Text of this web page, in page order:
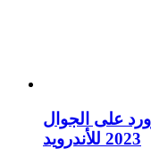
على الجوال
2023 للأندرويد